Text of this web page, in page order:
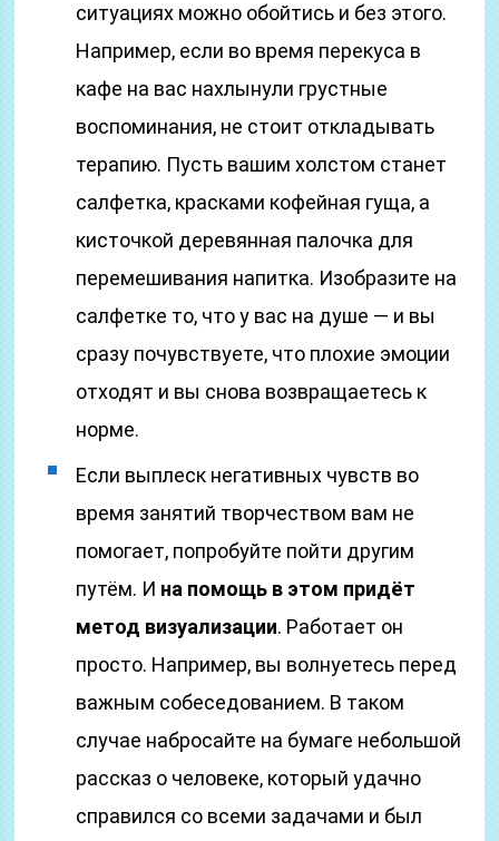
ситуациях можно обойтись и без этого.
Например, если во время перекуса в
кафе на вас нахлынули грустные
воспоминания, не стоит откладывать
терапию. Пусть вашим холстом станет
салфетка, красками кофейная гуща, а
кисточкой деревянная палочка для
перемешивания напитка. Изобразите на
салфетке то, что у вас на душе — и вы
сразу почувствуете, что плохие эмоции
отходят и вы снова возвращаетесь к
норме.
Если выплеск негативных чувств во
время занятий творчеством вам не
помогает, попробуйте пойти другим
путём. И на помощь в этом придёт
метод визуализации. Работает он
просто. Например, вы волнуетесь перед
важным собеседованием. В таком
случае набросайте на бумаге небольшой
рассказ о человеке, который удачно
справился со всеми задачами и был